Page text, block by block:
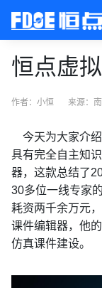
恒点虚
作者：小恒 来源：
今天为大家介
具有完全自主知
器，这款总结了
30多位一线专家
耗资两千余万元
课件编辑器，他
仿真课件建设。